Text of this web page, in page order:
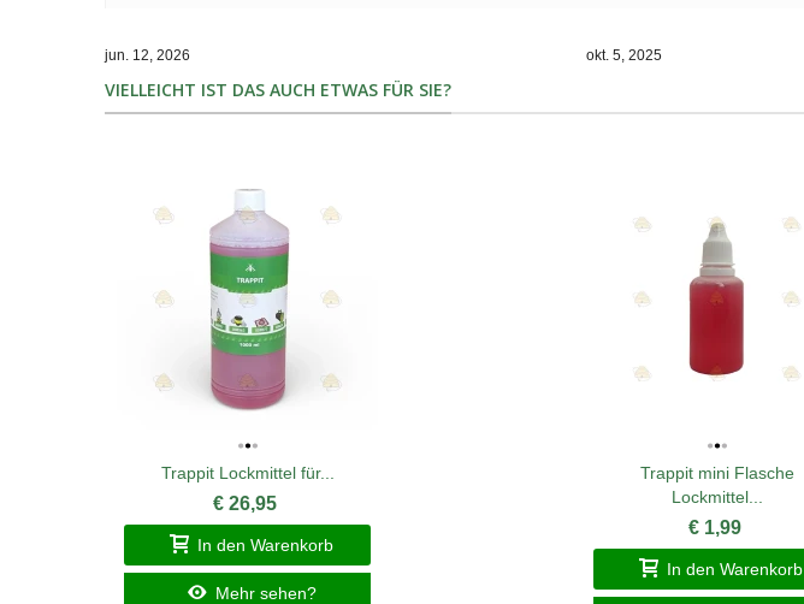
jun. 12, 2026 okt. 5, 2025
VIELLEICHT IST DAS AUCH ETWAS FÜR SIE?
Trappit Lockmittel für...
€ 26,95
In den Warenkorb
Mehr sehen?
Trappit mini Flasche
Lockmittel...
€ 1,99
In den Warenkorb